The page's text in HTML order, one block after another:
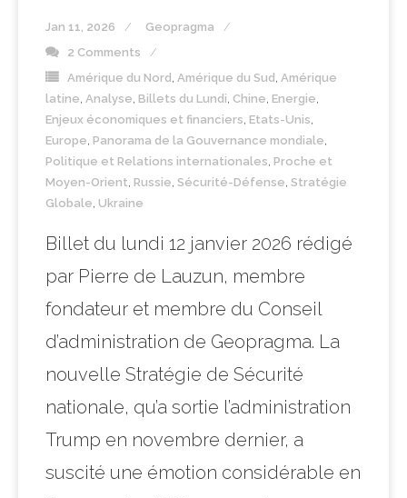
Jan 11, 2026
Geopragma
2 Comments
Amérique du Nord Amérique du Sud Amérique
latine Analyse Billets du Lundi Chine Energie
Enjeux économiques et financiers Etats-Unis
Europe Panorama de la Gouvernance mondiale
Politique et Relations internationales Proche et
Moyen-Orient Russie Sécurité-Défense Stratégie
Globale Ukraine
Billet du lundi 12 janvier 2026 rédigé
par Pierre de Lauzun, membre
fondateur et membre du Conseil
d’administration de Geopragma. La
nouvelle Stratégie de Sécurité
nationale, qu’a sortie l’administration
Trump en novembre dernier, a
suscité une émotion considérable en